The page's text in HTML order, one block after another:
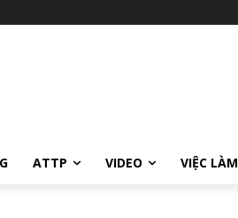
ATTP VIDEO VIỆC LÀM